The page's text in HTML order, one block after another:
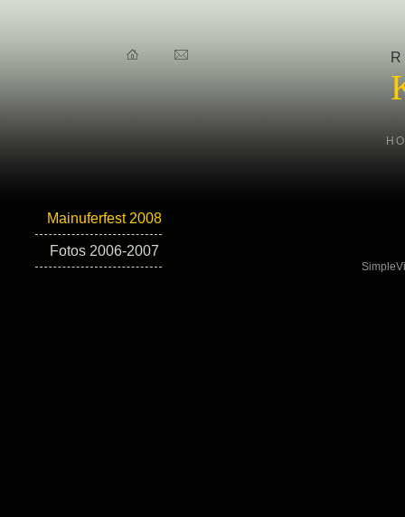
Mainuferfest 2008
Fotos 2006-2007